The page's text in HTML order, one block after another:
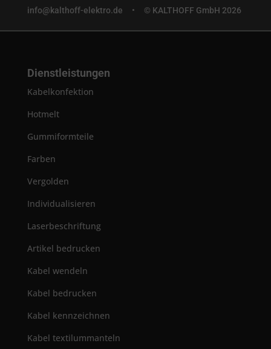
info@kalthoff-elektro.de • © KALTHOFF GmbH 2026
Dienstleistungen
Kabelkonfektion
Hotmelt
Gummiformteile
Farben
Vergolden
Individualisieren
Laserbeschriftung
Artikel bedrucken
Kabel wendeln
Kabel bedrucken
Kabel kennzeichnen
Kabel textilummanteln